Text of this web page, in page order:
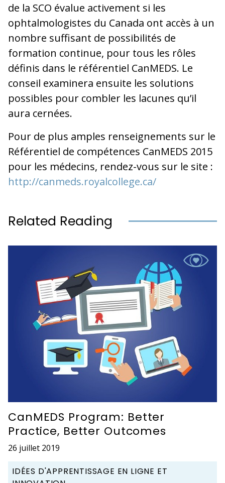
de la SCO évalue activement si les
ophtalmologistes du Canada ont accès à un
nombre suffisant de possibilités de
formation continue, pour tous les rôles
définis dans le référentiel CanMEDS. Le
conseil examinera ensuite les solutions
possibles pour combler les lacunes qu’il
aura cernées.
Pour de plus amples renseignements sur le
Référentiel de compétences CanMEDS 2015
pour les médecins, rendez-vous sur le site :
http://canmeds.royalcollege.ca/
Related Reading
CanMEDS Program: Better
Practice, Better Outcomes
26 juillet 2019
IDÉES D'APPRENTISSAGE EN LIGNE ET